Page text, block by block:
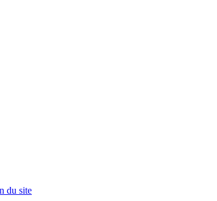
du site